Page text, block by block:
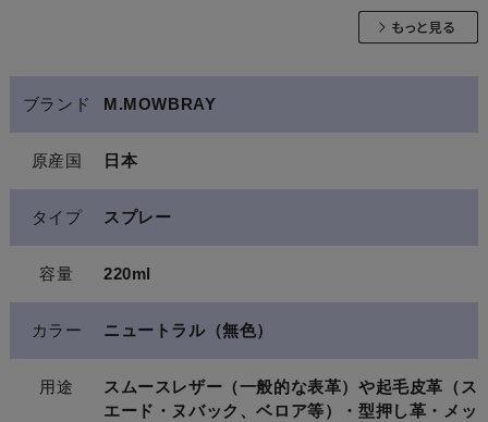
ブランド M.MOWBRAY
原産国 日本
タイプ スプレー
容量 220ml
カラー ニュートラル（無色）
用途
スムースレザー（一般的な表革）や起毛皮革（ス
エード・ヌバック、ベロア等）・型押し革・メッ